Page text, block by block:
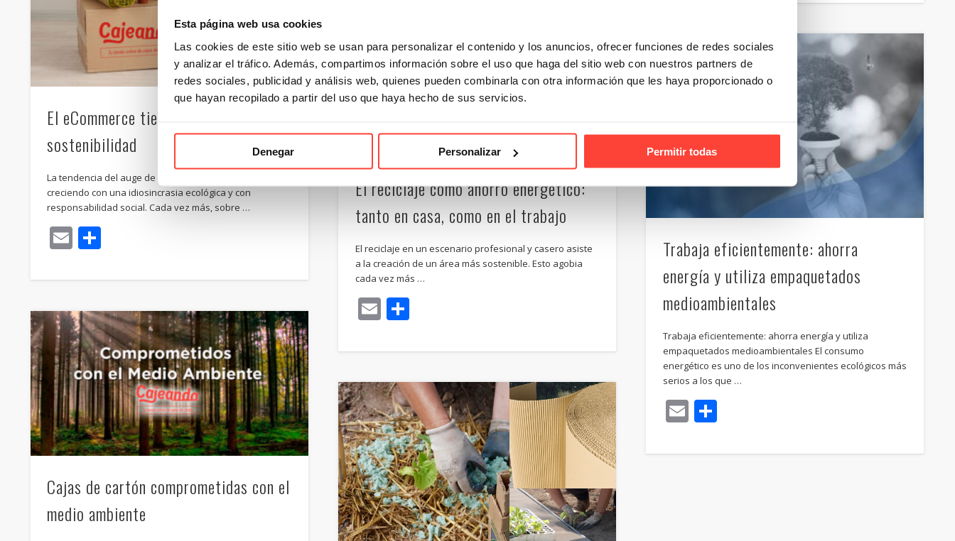
Esta página web usa cookies
Las cookies de este sitio web se usan para personalizar el contenido y los anuncios, ofrecer funciones de redes sociales
y analizar el tráfico. Además, compartimos información sobre el uso que haga del sitio web con nuestros partners de
redes sociales, publicidad y análisis web, quienes pueden combinarla con otra información que les haya proporcionado o
que hayan recopilado a partir del uso que haya hecho de sus servicios.
Denegar Personalizar Permitir todas
El eCommerce tiende la mano a la
sostenibilidad
La tendencia del auge de los ecommerce ha ido
creciendo con una idiosincrasia ecológica y con
responsabilidad social. Cada vez más, sobre …
Email
El reciclaje como ahorro energético:
tanto en casa, como en el trabajo
El reciclaje en un escenario profesional y casero asiste
a la creación de un área más sostenible. Esto agobia
cada vez más …
EmailCompartir
Trabaja eficientemente: ahorra
energía y utiliza empaquetados
medioambientales
Trabaja eficientemente: ahorra energía y utiliza
empaquetados medioambientales El consumo
energético es uno de los inconvenientes ecológicos más
serios a los que …
EmailCompartir
Cajas de cartón comprometidas con el
medio ambiente